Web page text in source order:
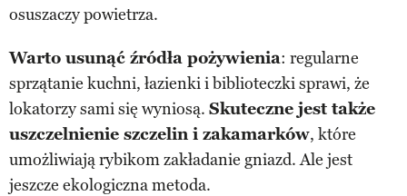
osuszaczy powietrza.
Warto usunąć źródła pożywienia: regularne
sprzątanie kuchni, łazienki i biblioteczki sprawi, że
lokatorzy sami się wyniosą. Skuteczne jest także
uszczelnienie szczelin i zakamarków, które
umożliwiają rybikom zakładanie gniazd. Ale jest
jeszcze ekologiczna metoda.